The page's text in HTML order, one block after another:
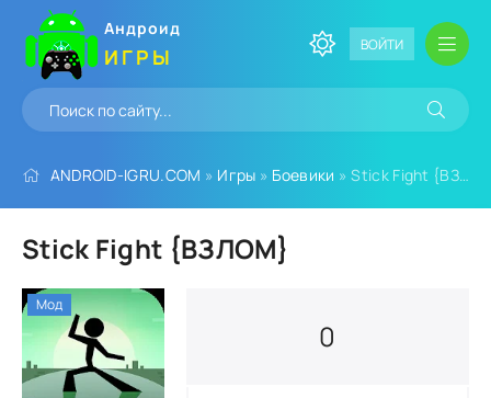
Андроид
ИГРЫ ВОЙТИ
ANDROID-IGRU.COM » Игры » Боевики » Stick Fight {ВЗЛОМ}
Stick Fight {ВЗЛОМ}
0
Мод